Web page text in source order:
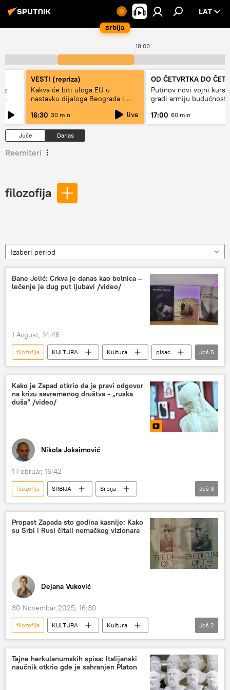
Srbija
LAT
18:00
VESTI (repriza)
Kakva će biti uloga EU u
nastavku dijaloga Beograda i
16:30 30 min live
OD ČETVRTKA DO
Putinov novi vojni kurs
gradi armiju budućnosti
17:00 60 min
Juče Danas
Reemiteri
filozofija
Izaberi period
Bane Jelić: Crkva je danas kao bolnica –
lečenje je dug put ljubavi /video/
1 Avgust, 14:46
filozofija KULTURA Kultura
pisac
muzičar
Muzika
Književnost
slikarstvo
gitarista
Još 5
Kako je Zapad otkrio da je pravi odgovor
na krizu savremenog društva - „ruska
duša“ /video/
Nikola Joksimović
1 Februar, 16:42
filozofija SRBIJA
Srbija
Srbija – društvo
Marko Aurelije
ruska duša
Još 3
Propast Zapada sto godina kasnije: Kako
su Srbi i Rusi čitali nemačkog vizionara
Dejana Vuković
30 Novembar 2025, 16:30
filozofija KULTURA
Kultura
Orbita kulture
Beogradski sajam knjiga
Još 2
Tajne herkulanumskih spisa: Italijanski
naučnik otkrio gde je sahranjen Platon